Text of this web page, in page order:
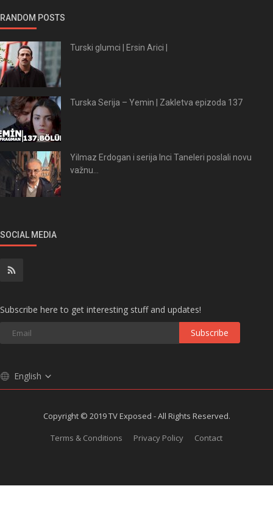
RANDOM POSTS
Turski glumci | Ersin Arici |
Turska Serija – Yemin | Zakletva epizoda 137
Yilmaz Erdogan i serija Inci Taneleri poslali novu
važnu...
SOCIAL MEDIA
Subscribe here to get interesting stuff and updates!
Subscribe
English
Copyright © 2019 TV Exposed - All Rights Reserved.
Terms & Conditions
Privacy Policy Contact